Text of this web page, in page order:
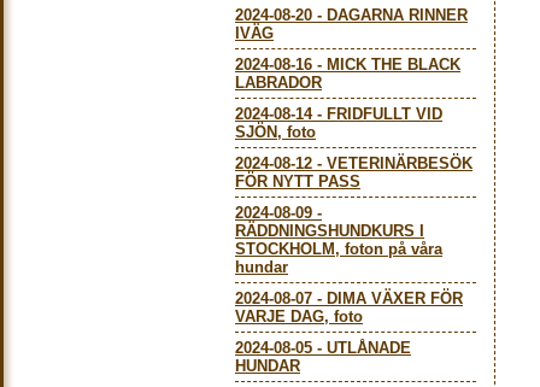
2024-08-20 - DAGARNA RINNER
IVÄG
2024-08-16 - MICK THE BLACK
LABRADOR
2024-08-14- FRIDFULLT VID
SJÖN, foto
2024-08-12 - VETERINÄRBESÖK
FÖR NYTT PASS
2024-08-09 -
RÄDDNINGSHUNDKURS I
STOCKHOLM, foton på våra
hundar
2024-08-07 - DIMA VÄXER FÖR
VARJE DAG, foto
2024-08-05 - UTLÅNADE
HUNDAR